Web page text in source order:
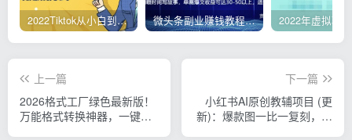
2022Tiktok从小白到精英实操，0-1保姆级实操全程无忧，多种变现赚钱方式 微头条副业赚钱教程，项目单号单天做到50-100+收益
上一篇
2026格式工厂绿色最新版！
万能格式转换神器，一键音
下一篇
小红书AI原创教辅项目 (更
新)：爆款图一比一复刻，题